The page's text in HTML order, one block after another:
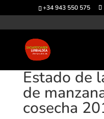
+34 943 550 575
Estado de
de
cosecha